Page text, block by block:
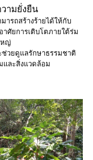
ามยั่งยืน
ารถสร้างร้ายได้ให้กับ
ศัยการเติบโตภายใต้ร่ม
หญ่
ช่วยดูแลรักษาธรรมชาติ
และสิ่งแวดล้อม